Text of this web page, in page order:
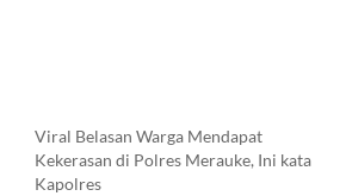
Viral Belasan Warga Mendapat
Kekerasan di Polres Merauke, Ini kata
Kapolres